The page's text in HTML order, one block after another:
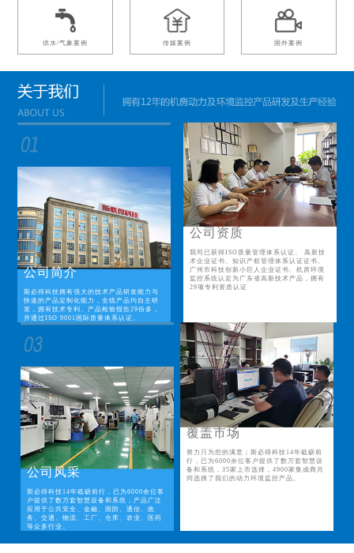
供水/气象案例 传媒案例 国外案例
公司简介
斯必得科技拥有强大的技术产品研发能力与
快速的产品定制化能力，全线产品均自主研
发，拥有技术专利、产品检验报告29份多，
并通过ISO 9001国际质量体系认证。
公司资质
我司已获得ISO质量管理体系认证、 高新技
术企业证书、知识产权管理体系认证证书、
广州市科技创新小巨人企业证书、机房环境
监控系统认定为广东省高新技术产品，拥有
29项专利资质认证
公司风采
斯必得科技14年砥砺前行，已为6000余位客
户提供了数万套智慧设备和系统，产品广泛
应用于公共安全、金融、国防、通信、政
务、交通、物流、工厂、仓库、农业、医药
等众多行业。
覆盖市场
努力只为您的满意；斯必得科技14年砥砺前
行，已为6000余位客户提供了数万套智慧设
备和系统，35家上市选择，4900家集成商共
同选择了我们的动力环境监控产品。